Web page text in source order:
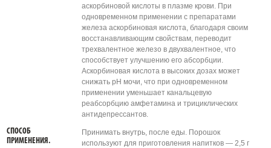
аскорбиновой кислоты в плазме крови. При
одновременном применении с препаратами
железа аскорбиновая кислота, благодаря своим
восстанавливающим свойствам, переводит
трехвалентное железо в двухвалентное, что
способствует улучшению его абсорбции.
Аскорбиновая кислота в высоких дозах может
снижать pH мочи, что при одновременном
применении уменьшает канальцевую
реабсорбцию амфетамина и трициклических
антидепрессантов.
СПОСОБ
ПРИМЕНЕНИЯ.
Принимать внутрь, после еды. Порошок
используют для приготовления напитков — 2,5 г